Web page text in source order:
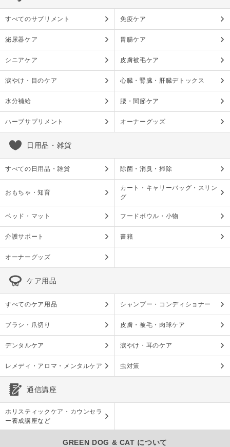
すべてのサプリメント 免疫ケア
泌尿器ケア 胃腸ケア
シニアケア 皮膚被毛ケア
涙やけ・目のケア 心臓・腎臓・肝臓デトックス
水分補給 腰・関節ケア
ハーブサプリメント オーナーグッズ
日用品・雑貨
すべての日用品・雑貨 除菌・消臭・掃除
おもちゃ・知育
カート・キャリーバッグ・スリン
グ
ベッド・マット フードボウル・小物
介護サポート 書籍
オーナーグッズ
ケア用品
すべてのケア用品 シャンプー・コンディショナー
ブラシ・爪切り 皮膚・被毛・肉球ケア
デンタルケア 涙やけ・耳のケア
レメディ・アロマ・メンタルケア 虫対策
通信講座
ホリスティックケア・カウンセラ
ー養成講座など
GREEN DOG & CAT について